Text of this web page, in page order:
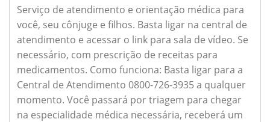
Serviço de atendimento e orientação médica para
você, seu cônjuge e filhos. Basta ligar na central de
atendimento e acessar o link para sala de vídeo. Se
necessário, com prescrição de receitas para
medicamentos. Como funciona: Basta ligar para a
Central de Atendimento 0800-726-3935 a qualquer
momento. Você passará por triagem para chegar
na especialidade médica necessária, receberá um